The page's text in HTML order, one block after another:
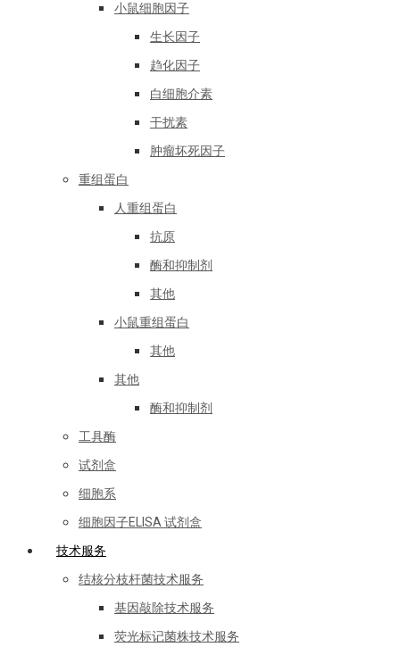
小鼠细胞因子
生长因子
趋化因子
白细胞介素
干扰素
肿瘤坏死因子
重组蛋白
人重组蛋白
抗原
酶和抑制剂
其他
小鼠重组蛋白
其他
其他
酶和抑制剂
工具酶
试剂盒
细胞系
细胞因子ELISA 试剂盒
技术服务
结核分枝杆菌技术服务
基因敲除技术服务
荧光标记菌株技术服务